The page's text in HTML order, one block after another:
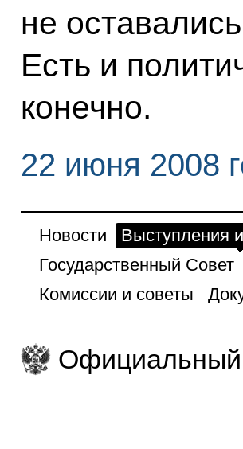
не
Есть и
конечно.
22 июня 2008
Новости
Выступления
Государственный Совет
Комиссии и советы
Официальный